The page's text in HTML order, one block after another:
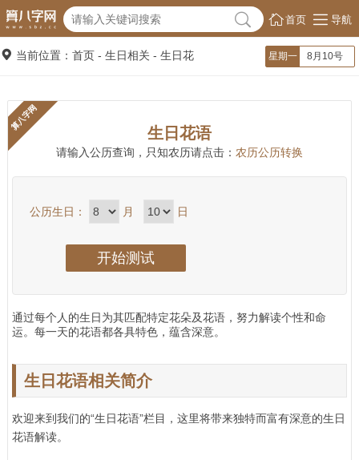
导航
首页
当前位置：首页 - 生日相关 - 生日花 星期一 8月10号
算八字网
生日花语
请输入公历查询，只知农历请点击： 农历公历转换
公历生日： 月 日
通过每个人的生日为其匹配特定花朵及花语，努力解读个性和命
运。每一天的花语都各具特色，蕴含深意。
生日花语相关简介
欢迎来到我们的“生日花语”栏目，这里将带来独特而富有深意的生日
花语解读。